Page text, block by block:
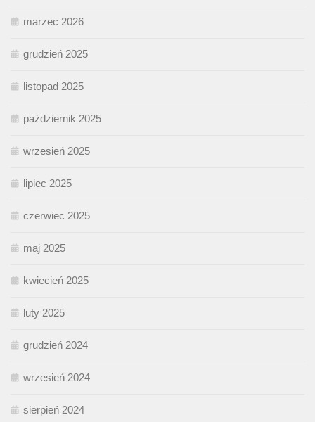
marzec 2026
grudzień 2025
listopad 2025
październik 2025
wrzesień 2025
lipiec 2025
czerwiec 2025
maj 2025
kwiecień 2025
luty 2025
grudzień 2024
wrzesień 2024
sierpień 2024